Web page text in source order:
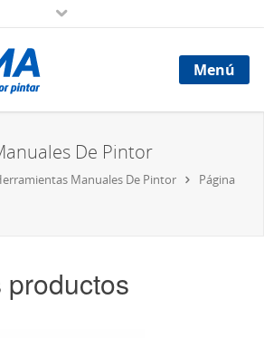
Menú
De Pintor
Manuales De Pintor
Página
productos